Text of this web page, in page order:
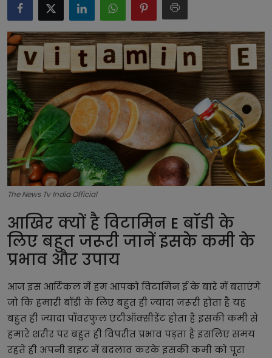
टेक्नोलॉजी
लाइफस्टाइल
बिजनेस
The News Tv India Official
आखिर क्यों है विटामिन E बॉडी के
लिए बहुत जरूरी जानें इसके कमी के
प्रभाव और उपाय
आज इस आर्टिकल में हम आपको विटामिन ई के बारे में बताएंगे
जो कि हमारी बॉडी के लिए बहुत ही ज्यादा जरूरी होता है यह
बहुत ही ज्यादा पॉवरफुल एंटीऑक्सीडेंट होता है इसकी कमी से
हमारे शरीर पर बहुत ही विपरीत प्रभाव पड़ता है इसलिए समय
रहते ही अपनी डाइट में बदलाव करके इसकी कमी को पूरा